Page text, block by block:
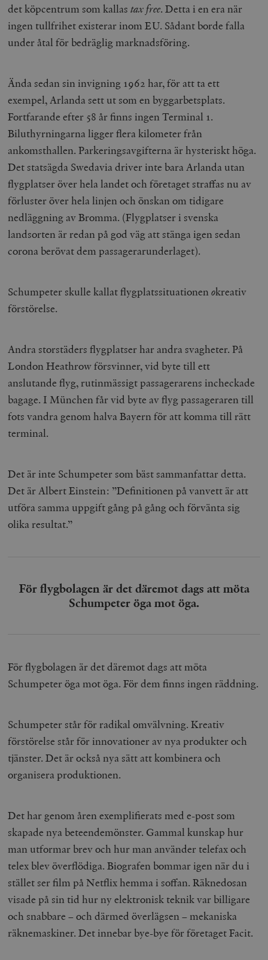
det köpcentrum som kallastax free. Detta i en era när
ingen tullfrihet existerar inom EU. Sådant borde falla
under åtal för bedräglig marknadsföring.
Ända sedan sin invigning 1962 har, för att ta ett
exempel, Arlanda sett ut som en byggarbetsplats.
Fortfarande efter 58 år finns ingen Terminal 1.
Biluthyrningarna ligger flera kilometer från
ankomsthallen. Parkeringsavgifterna är hysteriskt höga.
Det statsägda Swedavia driver inte bara Arlanda utan
flygplatser över hela landet och företaget straffas nu av
förluster över hela linjen och önskan om tidigare
nedläggning av Bromma. (Flygplatser i svenska
landsorten är redan på god väg att stänga igen sedan
corona berövat dem passagerarunderlaget).
Schumpeter skulle kallat flygplatssituationenokreativ
förstörelse.
Andra storstäders flygplatser har andra svagheter. På
London Heathrow försvinner, vid byte till ett
anslutande flyg, rutinmässigt passagerarens incheckade
bagage. I München får vid byte av flyg passageraren till
fots vandra genom halva Bayern för att komma till rätt
terminal.
Det är inte Schumpeter som bäst sammanfattar detta.
Det är Albert Einstein: ”Definitionen på vanvett är att
utföra samma uppgift gång på gång och förvänta sig
olika resultat.”
För flygbolagen är det däremot dags att möta
Schumpeter öga mot öga.
För flygbolagen är det däremot dags att möta
Schumpeter öga mot öga. För dem finns ingen räddning.
Schumpeter står för radikal omvälvning. Kreativ
förstörelse står för innovationer av nya produkter och
tjänster. Det är också nya sätt att kombinera och
organisera produktionen.
Det har genom åren exemplifierats med e-post som
skapade nya beteendemönster. Gammal kunskap hur
man utformar brev och hur man använder telefax och
telex blev överflödiga. Biografen bommar igen när du i
stället ser film på Netflix hemma i soffan. Räknedosan
visade på sin tid hur ny elektronisk teknik var billigare
och snabbare – och därmed överlägsen – mekaniska
räknemaskiner. Det innebar bye-bye för företaget Facit.